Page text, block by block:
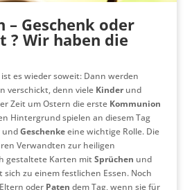
– Geschenk oder
? Wir haben die
es wieder soweit: Dann werden
verschickt, denn viele Kinderund
Zeit um Ostern die erste Kommunion
Hintergrund spielen an diesem Tag
undGeschenkeeine wichtige Rolle. Die
Verwandten zur heiligen
gestaltete Karten mitSprüchen und
zu einem festlichen Essen. Noch
oder Paten dem Tag, wenn sie für